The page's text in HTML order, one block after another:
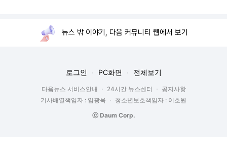
뉴스 밖 이야기, 다음 커뮤니티 웹에서 보기
로그인 PC화면 전체보기
다음뉴스 서비스안내 24시간 뉴스센터
공지사항
기사배열책임자 : 임광욱
청소년보호책임자 : 이호원
ⓒ Daum Corp.